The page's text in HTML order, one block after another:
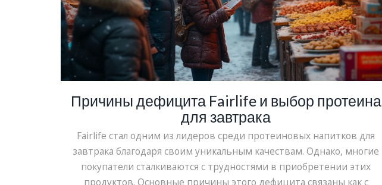
Причины дефицита Fairlife и выбор протеина
для завтрака
Fairlife стал одним из лидеров среди протеиновых напитков для
завтрака благодаря своим уникальным качествам. Однако, многие
покупатели сталкиваются с трудностями в приобретении этих
продуктов. Основные причины этого дефицита связаны как с